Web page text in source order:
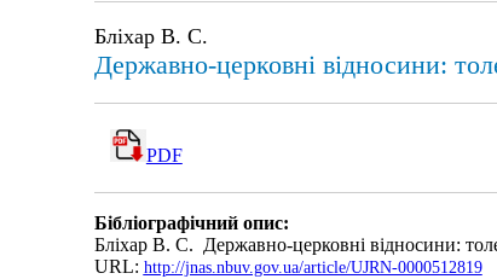
Бліхар В. С.
Державно-церковні відносини:
PDF
Бібліографічний опис:
Бліхар В. С. Державно-церковні відносини:
URL: http://jnas.nbuv.gov.ua/article/UJRN-0000512819